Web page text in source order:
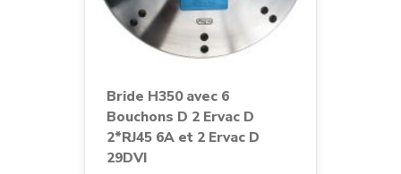
Bride H350 avec 6
Bouchons D 2 Ervac D
2*RJ45 6A et 2 Ervac D
29DVI